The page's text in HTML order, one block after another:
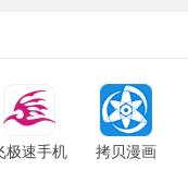
极速手机
拷贝漫画